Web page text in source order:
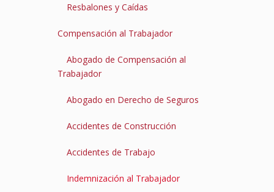
Resbalones y Caídas
Compensación al Trabajador
Abogado de Compensación al
Trabajador
Abogado en Derecho de Seguros
Accidentes de Construcción
Accidentes de Trabajo
Indemnización al Trabajador